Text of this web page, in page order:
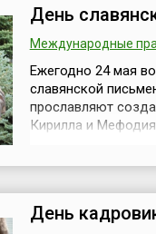
День
Международные
Ежегодно 24 мая
славянской
прославляют
Кирилла и Мефодия
православными
День